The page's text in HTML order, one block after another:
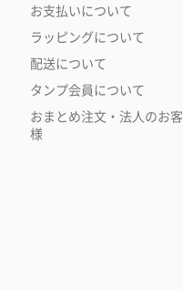
お支払いについて
ラッピングについて
配送について
タンプ会員について
おまとめ注文・法人のお客
様